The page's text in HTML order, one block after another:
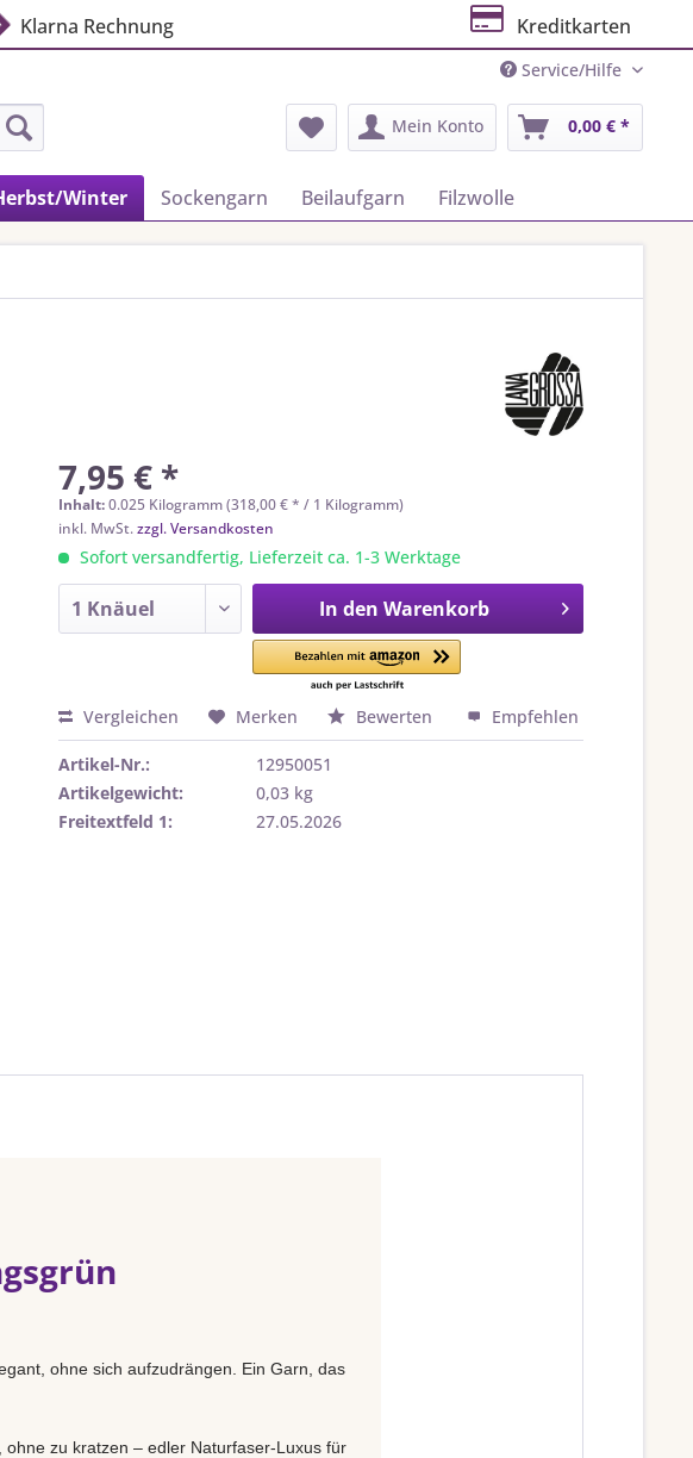
Klarna Rechnung Kreditkarten
Service/Hilfe
Mein Konto 0,00 € *
Winter Sockengarn Beilaufgarn Filzwolle
7,95 € *
Inhalt:0.025 Kilogramm (318,00 € * / 1 Kilogramm)
inkl. MwSt.zzgl. Versandkosten
Sofort versandfertig, Lieferzeit ca. 1-3 Werktage
In den Warenkorb
Vergleichen Merken Bewerten Empfehlen
Artikel-Nr.:
12950051
Artikelgewicht:
0,03 kg
Freitextfeld 1:
27.05.2026
ohne sich aufzudrängen. Ein Garn, das
zu kratzen – edler Naturfaser-Luxus für